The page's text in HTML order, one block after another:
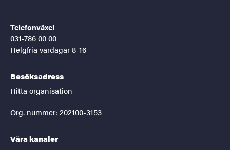
Telefonväxel
031-786 00 00
Helgfria vardagar 8-16
Besöksadress
Hitta organisation
Org. nummer: 202100-3153
Våra kanaler